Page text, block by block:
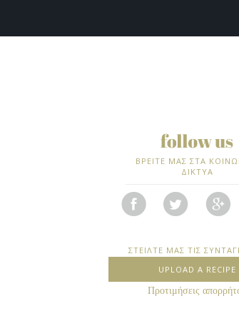
ΒΡΕΙΤΕ ΜΑΣ ΣΤΑ
ΔΙΚΤΥΑ
ΣΤΕΙΛΤΕ ΜΑΣ ΤΙΣ
UPLOAD A RECIPE
Προτιμήσεις